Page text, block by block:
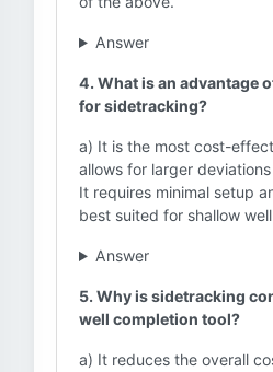
Answer
4. What is an advantage
for sidetracking?
a) It is the most cost-
allows for larger
It requires minimal setup
best suited for shallow
Answer
5. Why is sidetracking
well completion tool?
a) It reduces the overall